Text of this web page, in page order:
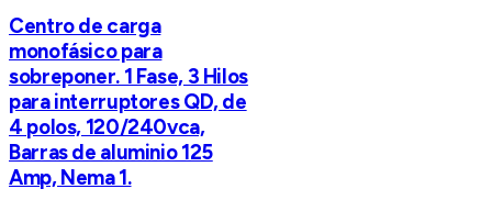
Centro de carga
monofásico para
sobreponer. 1 Fase, 3 Hilos
para interruptores QD, de
4 polos, 120/240vca,
Barras de aluminio 125
Amp, Nema 1.